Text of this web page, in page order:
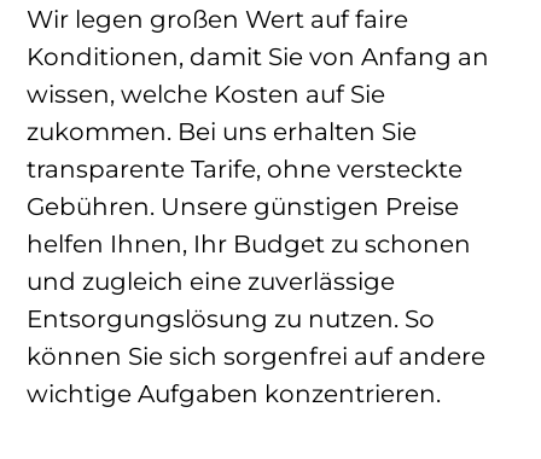
Wir legen großen Wert auf faire
Konditionen, damit Sie von Anfang an
wissen, welche Kosten auf Sie
zukommen. Bei uns erhalten Sie
transparente Tarife, ohne versteckte
Gebühren. Unsere günstigen Preise
helfen Ihnen, Ihr Budget zu schonen
und zugleich eine zuverlässige
Entsorgungslösung zu nutzen. So
können Sie sich sorgenfrei auf andere
wichtige Aufgaben konzentrieren.